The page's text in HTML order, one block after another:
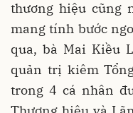
thương hiệu cũng
mang tính bước
qua, bà Mai Kiều
quản trị kiêm
trong 4 cá nhân